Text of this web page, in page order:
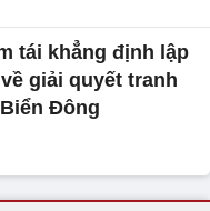
tái khẳng định lập
giải quyết tranh
Đông